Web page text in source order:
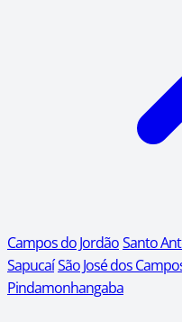
Campos do JordãoSanto
SapucaíSão José dos
Pindamonhangaba